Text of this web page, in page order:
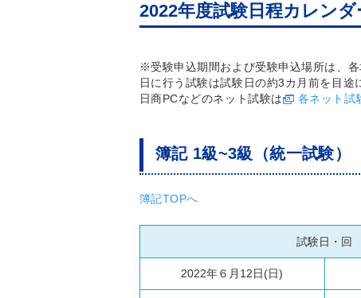
2022年度試験日程カレンダ
※受験申込期間および受験申込場所は、
日に行う試験は試験日の約3カ月前を目途
日商PCなどのネット試験は
各ネット試
簿記 1級~3級（統一試験）
簿記TOPへ
試験日・回
2022年６月12日(日)